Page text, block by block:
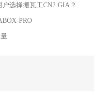
选择搬瓦工CN2 GIA？
PRO